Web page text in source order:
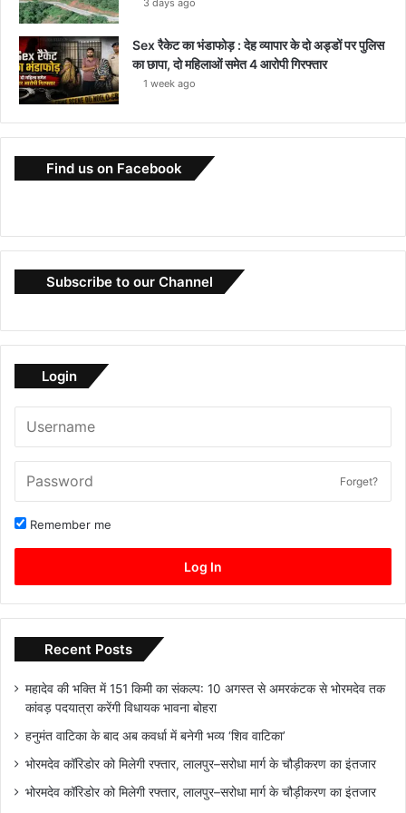
3 days ago
Sex रैकेट का भंडाफोड़ : देह व्यापार के दो अड्डों पर पुलिस
का छापा, दो महिलाओं समेत 4 आरोपी गिरफ्तार
1 week ago
Find us on Facebook
Subscribe to our Channel
Login
Forget?
Remember me
Log In
Recent Posts
महादेव की भक्ति में 151 किमी का संकल्प: 10 अगस्त से अमरकंटक से भोरमदेव तक
कांवड़ पदयात्रा करेंगी विधायक भावना बोहरा
हनुमंत वाटिका के बाद अब कवर्धा में बनेगी भव्य ‘शिव वाटिका’
भोरमदेव कॉरिडोर को मिलेगी रफ्तार, लालपुर–सरोधा मार्ग के चौड़ीकरण का इंतजार
भोरमदेव कॉरिडोर को मिलेगी रफ्तार, लालपुर–सरोधा मार्ग के चौड़ीकरण का इंतजार